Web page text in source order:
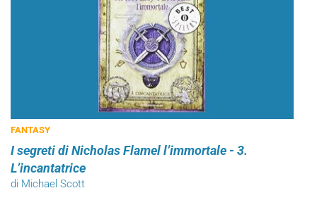
FANTASY
I segreti di Nicholas Flamel l’immortale - 3.
L’incantatrice
di Michael Scott